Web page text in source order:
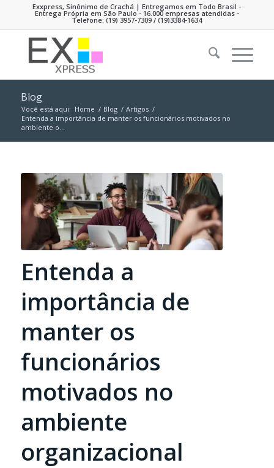
Exxpress, Sinônimo de Crachá | Entregamos em Todo Brasil -
Entrega Própria em São Paulo - 16.000 empresas atendidas -
Telefone:(19) 3957-7309 / (19)3384-1634
Blog
Você está aqui: Home / Blog / Artigos /
Entenda a importância de manter os funcionários motivados no
ambiente o...
Entenda a
importância de
manter os
funcionários
motivados no
ambiente
organizacional